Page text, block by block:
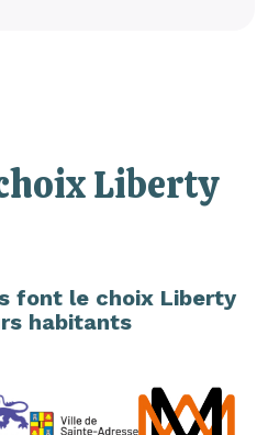
Liberty
font le choix Liberty
habitants